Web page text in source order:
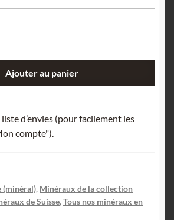
Ajouter au panier
d’envies (pour facilement les
compte").
(minéral), Minéraux de la collection
de Suisse, Tous nos minéraux en